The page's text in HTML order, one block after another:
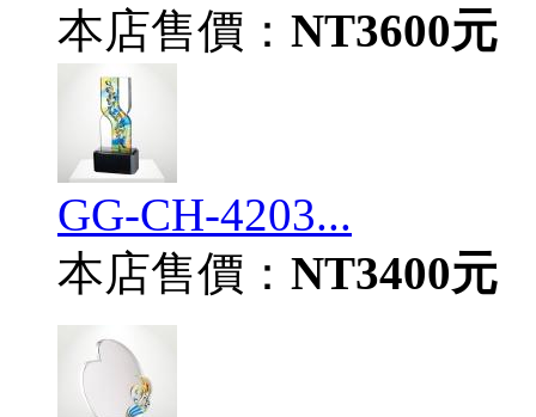
本店售價： NT3600元
GG-CH-4203...
本店售價： NT3400元